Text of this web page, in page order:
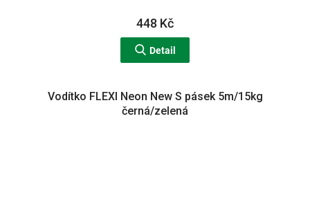
448 Kč
Detail
Vodítko FLEXI Neon New S pásek 5m/15kg
černá/zelená